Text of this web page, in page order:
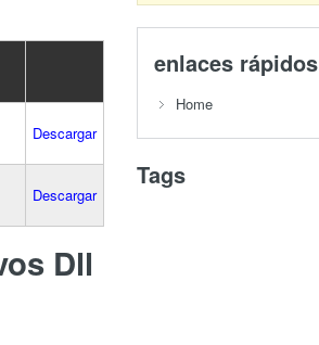
Descargar
Descargar
Dll
enlaces rápidos
Home
Tags